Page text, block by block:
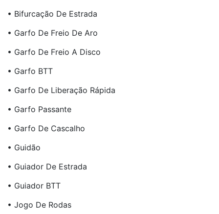
• Bifurcação De Estrada
• Garfo De Freio De Aro
• Garfo De Freio A Disco
• Garfo BTT
• Garfo De Liberação Rápida
• Garfo Passante
• Garfo De Cascalho
• Guidão
• Guiador De Estrada
• Guiador BTT
• Jogo De Rodas